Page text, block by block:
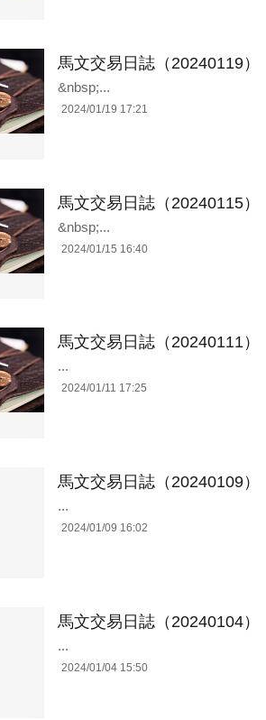
馬文交易日誌（20240119）
&nbsp;...
2024/01/19 17:21
馬文交易日誌（20240115）
&nbsp;...
2024/01/15 16:40
馬文交易日誌（20240111）
...
2024/01/11 17:25
馬文交易日誌（20240109）
...
2024/01/09 16:02
馬文交易日誌（20240104）
...
2024/01/04 15:50